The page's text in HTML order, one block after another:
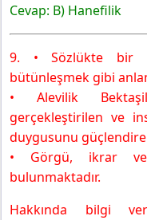
Cevap: B) Hanefilik
9. • Sözlükte bir
bütünleşmek gibi
• Alevilik
gerçekleştirilen ve
duygusunu
• Görgü, ikrar
bulunmaktadır.
Hakkında bilgi